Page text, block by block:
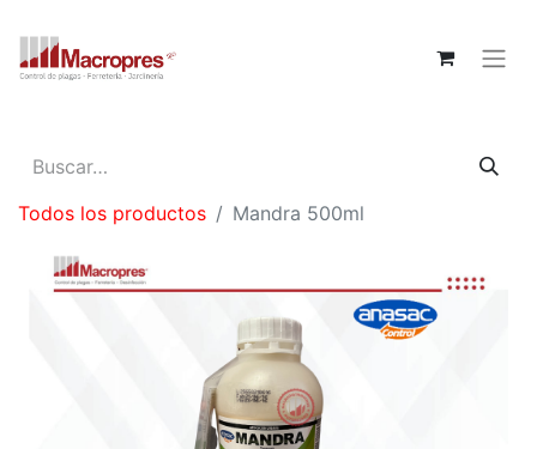
Todos los productos Mandra 500ml